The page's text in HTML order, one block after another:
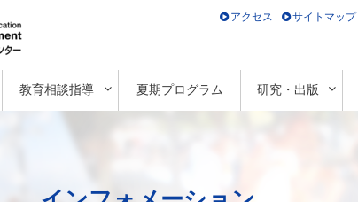
教育相談指導 夏期プログラム 研究・出版
アクセス サイトマップ